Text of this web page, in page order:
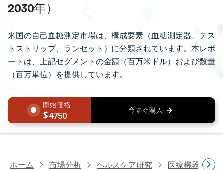
2030年）
米国の自己血糖測定市場は、構成要素（血糖測定器、テス
トストリップ、ランセット）に分類されています。本レポ
ートは、上記セグメントの金額（百万米ドル）および数量
（百万単位）を提供しています。
4750
ホーム 市場分析 ヘルスケア研究 医療機器研究